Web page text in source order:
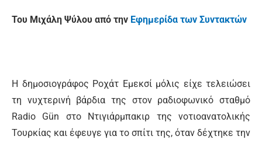
Του Μιχάλη Ψύλου από την Εφημερίδα των Συντακτών
Η δημοσιογράφος Ροχάτ Εμεκσί μόλις είχε τελειώσει
τη νυχτερινή βάρδια της στον ραδιοφωνικό σταθμό
Radio Gün στο Ντιγιάρμπακιρ της νοτιοανατολικής
Τουρκίας και έφευγε για το σπίτι της, όταν δέχτηκε την